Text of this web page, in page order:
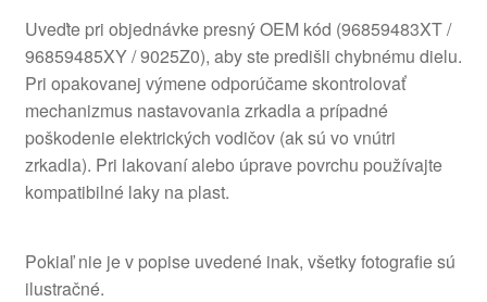
Uveďte pri objednávke presný OEM kód (96859483XT /
96859485XY / 9025Z0), aby ste predišli chybnému dielu.
Pri opakovanej výmene odporúčame skontrolovať
mechanizmus nastavovania zrkadla a prípadné
poškodenie elektrických vodičov (ak sú vo vnútri
zrkadla). Pri lakovaní alebo úprave povrchu používajte
kompatibilné laky na plast.
Pokiaľ nie je v popise uvedené inak, všetky fotografie sú
ilustračné.